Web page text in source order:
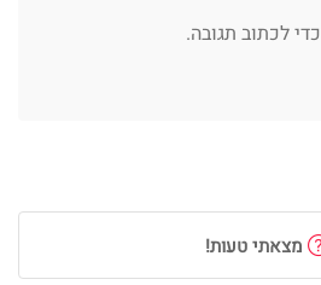
כדי לכתוב תגובה.
מצאתי טעות!